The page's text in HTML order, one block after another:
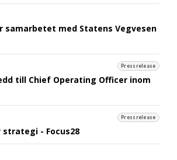
samarbetet med Statens Vegvesen
Pressrelease
till Chief Operating Officer inom
Pressrelease
- Focus28